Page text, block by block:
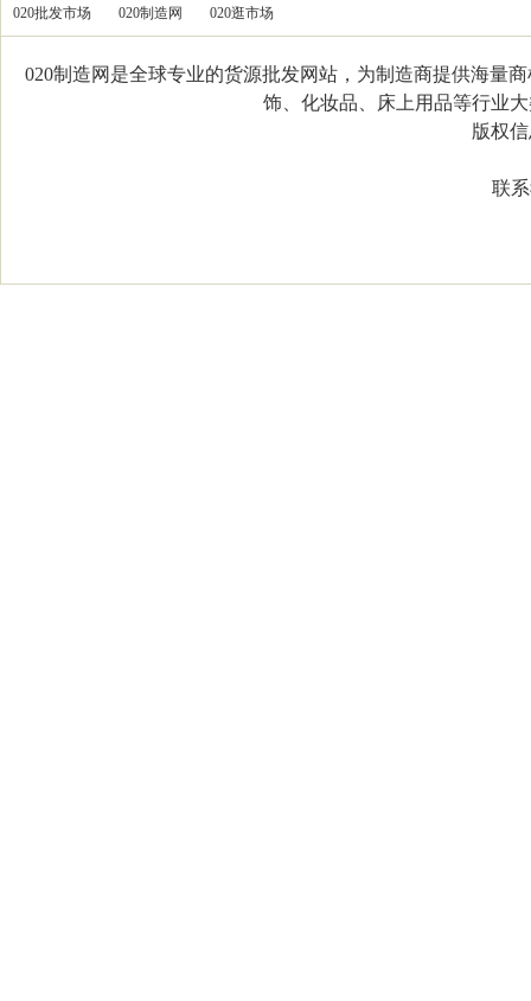
020批发市场 020制造网 020逛市场
020制造网是全球专业的货源批发网站，为制造商提供海量
饰、化妆品、床上用品等行业
版权信
联